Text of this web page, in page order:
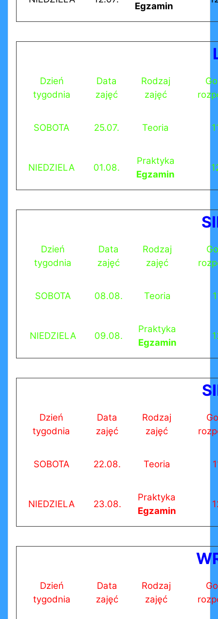
Egzamin
Dzień
tygodnia
Data
zajęć
Rodzaj
zajęć
SOBOTA 25.07. Teoria
NIEDZIELA 01.08.
Praktyka
Egzamin
Dzień
tygodnia
Data
zajęć
Rodzaj
zajęć
SOBOTA 08.08. Teoria
NIEDZIELA 09.08.
Praktyka
Egzamin
Dzień
tygodnia
Data
zajęć
Rodzaj
zajęć
SOBOTA 22.08. Teoria
NIEDZIELA 23.08.
Praktyka
Egzamin
Dzień
tygodnia
Data
zajęć
Rodzaj
zajęć